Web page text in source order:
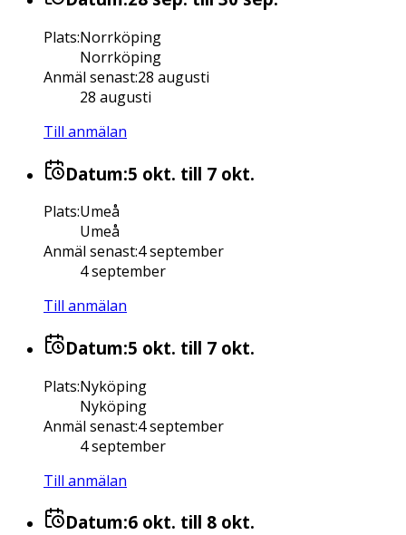
Plats:Norrköping
Norrköping
Anmäl senast:28 augusti
28 augusti
Till anmälan
Datum:5 okt. till 7 okt.
Plats:Umeå
Umeå
Anmäl senast:4 september
4 september
Till anmälan
Datum:5 okt. till 7 okt.
Plats:Nyköping
Nyköping
Anmäl senast:4 september
4 september
Till anmälan
Datum:6 okt. till 8 okt.